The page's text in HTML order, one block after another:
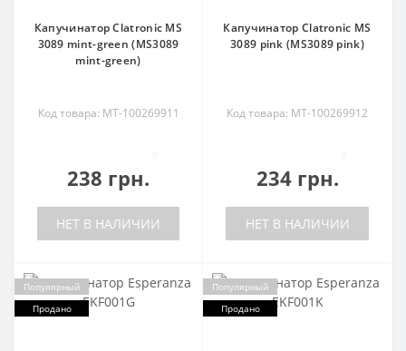
Капучинатор Clatronic MS
3089 mint-green (MS3089
mint-green)
Код товара: MT-100269911
238 грн.
НЕТ В НАЛИЧИИ
Капучинатор Clatronic MS
3089 pink (MS3089 pink)
Код товара: MT-100269912
234 грн.
НЕТ В НАЛИЧИИ
Популярный
Продано
Популярный
Продано